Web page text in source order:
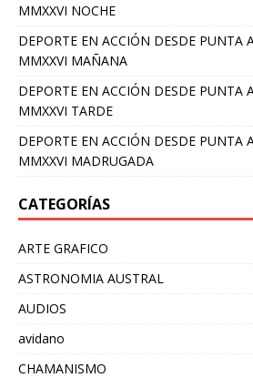
MMXXVI NOCHE
DEPORTE EN ACCIÓN DESDE PUNTA
MMXXVI MAÑANA
DEPORTE EN ACCIÓN DESDE PUNTA
MMXXVI TARDE
DEPORTE EN ACCIÓN DESDE PUNTA
MMXXVI MADRUGADA
CATEGORÍAS
ARTE GRAFICO
ASTRONOMIA AUSTRAL
AUDIOS
avidano
CHAMANISMO